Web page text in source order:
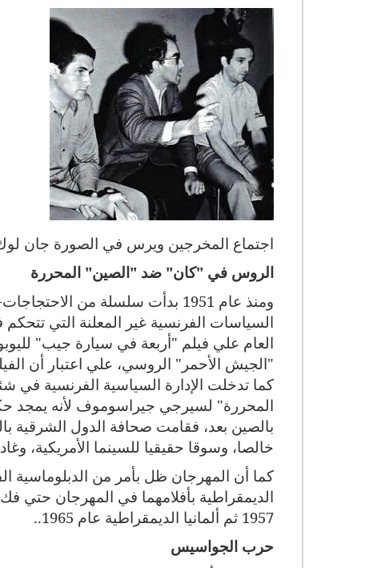
اجتماع المخرجين ويرس في الصورة جان لوك
الروس في "كان" ضد "الصين" المحررة
ومنذ عام 1951 بدأت سلسلة من
السياسات الفرنسية غير المعلنة التي
العام علي فيلم "أربعة في سيارة جيب"
"الجيش الأحمر" الروسي، علي اعتبار أن
كما تدخلت الإدارة السياسية الفرنسية
المحررة" لسيرجي جيراسوموف لأنه يمجد
بالصين بعد، فقامت صحافة الدول الشرقية
خالصا، وسوقا حقيقيا للسينما الأمريكية،
كما أن المهرجان ظل بأمر من الدبلوماسية
الديمقراطية بأفلامهما في المهرجان حتي
1957 ثم ألمانيا الديمقراطية عام 1965..
حرب الجواسيس